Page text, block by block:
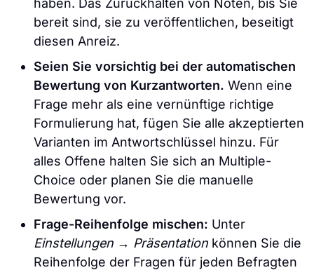
haben. Das Zurückhalten von Noten, bis Sie
bereit sind, sie zu veröffentlichen, beseitigt
diesen Anreiz.
Seien Sie vorsichtig bei der automatischen
Bewertung von Kurzantworten. Wenn eine
Frage mehr als eine vernünftige richtige
Formulierung hat, fügen Sie alle akzeptierten
Varianten im Antwortschlüssel hinzu. Für
alles Offene halten Sie sich an Multiple-
Choice oder planen Sie die manuelle
Bewertung vor.
Frage-Reihenfolge mischen: Unter
Einstellungen → Präsentation können Sie die
Reihenfolge der Fragen für jeden Befragten